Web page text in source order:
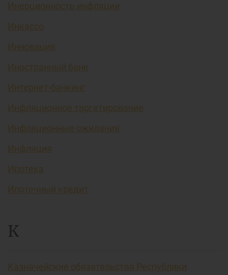
Инерционность инфляции
Инкассо
Инновация
Иностранный банк
Интернет-банкинг
Инфляционное таргетирование
Инфляционные ожидания
Инфляция
Ипотека
Ипотечный кредит
К
Казначейские обязательства Республики